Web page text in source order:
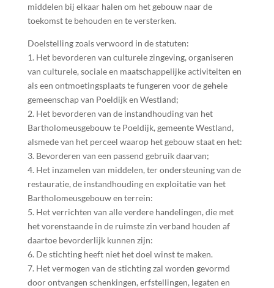
middelen bij elkaar halen om het gebouw naar de
toekomst te behouden en te versterken.
Doelstelling zoals verwoord in de statuten:
1. Het bevorderen van culturele zingeving, organiseren
van culturele, sociale en maatschappelijke activiteiten en
als een ontmoetingsplaats te fungeren voor de gehele
gemeenschap van Poeldijk en Westland;
2. Het bevorderen van de instandhouding van het
Bartholomeusgebouw te Poeldijk, gemeente Westland,
alsmede van het perceel waarop het gebouw staat en het:
3. Bevorderen van een passend gebruik daarvan;
4. Het inzamelen van middelen, ter ondersteuning van de
restauratie, de instandhouding en exploitatie van het
Bartholomeusgebouw en terrein:
5. Het verrichten van alle verdere handelingen, die met
het vorenstaande in de ruimste zin verband houden af
daartoe bevorderlijk kunnen zijn:
6. De stichting heeft niet het doel winst te maken.
7. Het vermogen van de stichting zal worden gevormd
door ontvangen schenkingen, erfstellingen, legaten en